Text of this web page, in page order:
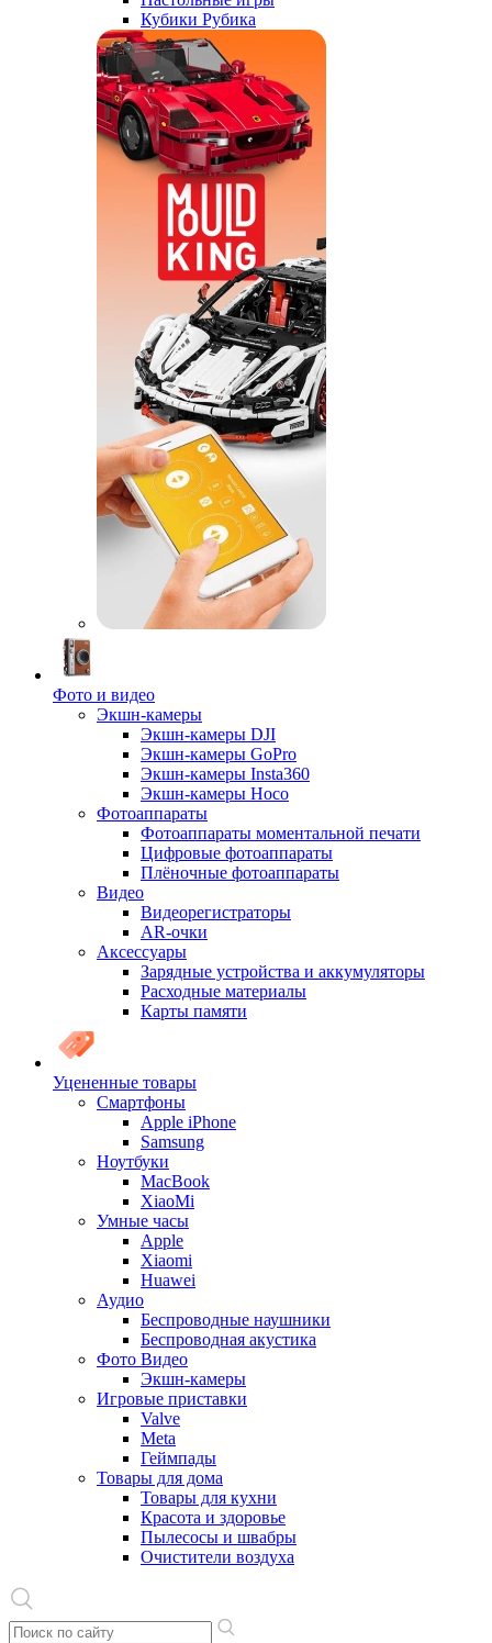
Кубики Рубика
Фото и видео
Экшн-камеры
Экшн-камеры DJI
Экшн-камеры GoPro
Экшн-камеры Insta360
Экшн-камеры Hoco
Фотоаппараты
Фотоаппараты моментальной печати
Цифровые фотоаппараты
Плёночные фотоаппараты
Видео
Видеорегистраторы
AR-очки
Аксессуары
Зарядные устройства и аккумуляторы
Расходные материалы
Карты памяти
Уцененные товары
Cмартфоны
Apple iPhone
Samsung
Ноутбуки
MacBook
XiaoMi
Умные часы
Apple
Xiaomi
Huawei
Аудио
Беспроводные наушники
Беспроводная акустика
Фото Видео
Экшн-камеры
Игровые приставки
Valve
Meta
Геймпады
Товары для дома
Товары для кухни
Красота и здоровье
Пылесосы и швабры
Очистители воздуха